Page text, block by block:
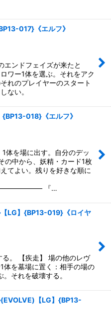
017}《エルフ》
ンドフェイズが来たと
ワー1体を選ぶ。それをアク
れのプレイヤーのスタート
ない。
{BP13-018}《エルフ》
を場に出す。自分のデッ
の中から、妖精・カード1枚
てよい。残りを好きな順に
『…
LG】{BP13-019}《ロイヤ
【疾走】 場の他のレヴ
体を墓場に置く：相手の場の
それを破壊する。
【LG】{BP13-